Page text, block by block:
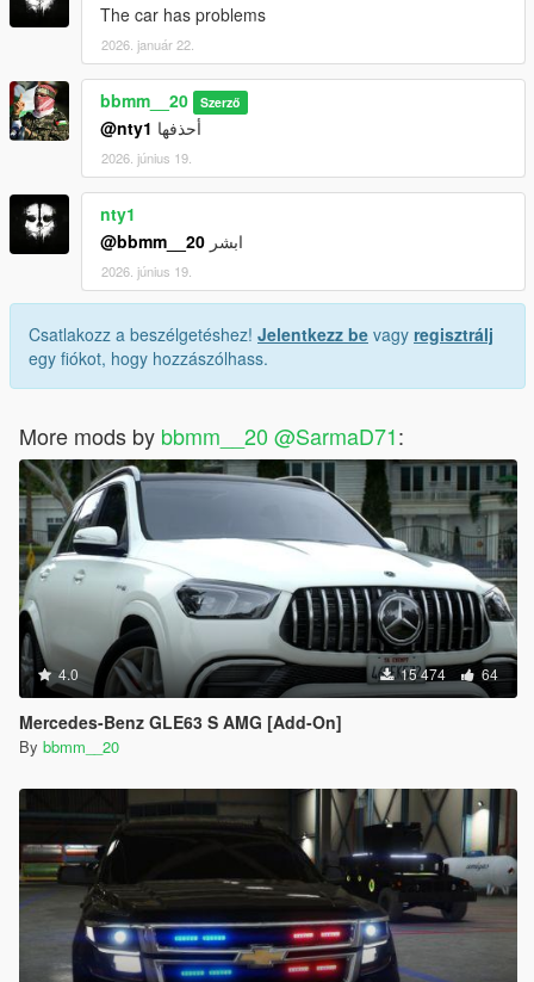
The car has problems
2026. január 22.
bbmm__20 Szerző
@nty1 أحذفها
2026. június 19.
nty1
@bbmm__20 ابشر
2026. június 19.
Csatlakozz a beszélgetéshez! Jelentkezz be vagy regisztrálj
egy fiókot, hogy hozzászólhass.
More mods by bbmm__20 @SarmaD71:
4.0 15 474 64
Mercedes-Benz GLE63 S AMG [Add-On]
By bbmm__20